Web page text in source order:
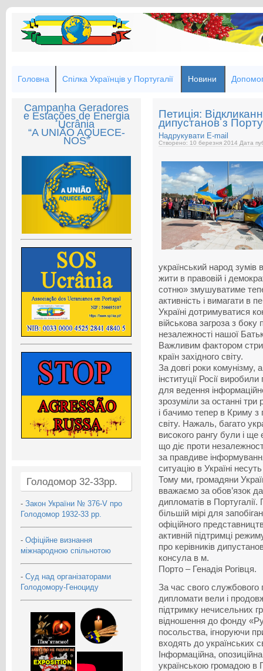
Головна Спілка Українців у Португалії Новини
Campanha Geradores
e Estações de Energia
Ucrânia
“A UNIÃO AQUECE-
NOS”
Голодомор 32-33рр.
- Закон України № 376-V про
Голодомор 1932-33 рр.
- Офіційне визнання
міжнародною спільнотою
- Суд над організаторами
Голодомору-Геноциду
Петиція:
дипустанов з
Надрукувати E-mail
Створено: 10 березня 2014 Дата
український народ зумів
жити в правовій і
сотню» змушуватиме
активність і вимагати в
Україні дотримуватися
військова загроза з боку
незалежності нашої
Важливим фактором
країн західного світу.
За довгі роки комунізму,
інституції Росії
для ведення
зрозуміли за останні три
і бачимо тепер в Криму
світу. Нажаль, багато
високого рангу були і
що діє проти
за правдиве
ситуацію в Україні
Тому ми, громадяни
вважаємо за обов’язок
дипломатів в
більшій мірі для
офіційного
активній підтримці
про керівників
консула в м.
Порто – Генадія Рогівця.
За час свого службового
дипломати вели і
підтримку нечисельних
відношення до фонду
посольства, ігноруючи
входять до українських
Інформаційна,
українською громадою в